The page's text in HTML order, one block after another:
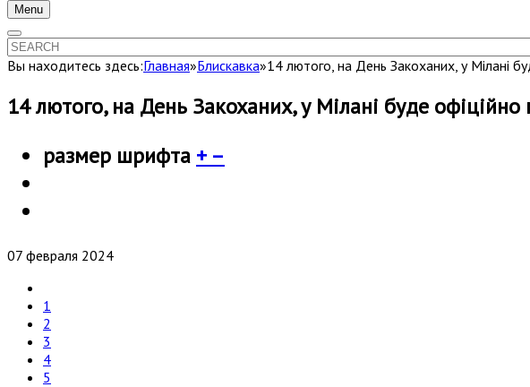
Menu
Вы находитесь здесь:Главная»Блискавка»14 лютого, на День Закоханих, у Мілані
14 лютого, на День Закоханих, у Мілані буде
размер шрифта + –
07 февраля 2024
1
2
3
4
5